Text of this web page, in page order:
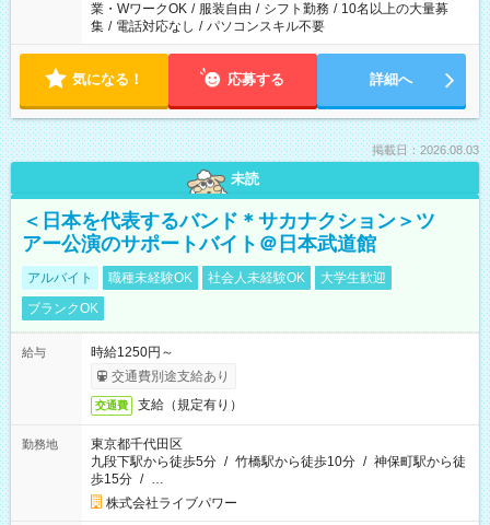
業・WワークOK / 服装自由 / シフト勤務 / 10名以上の大量募
集 / 電話対応なし / パソコンスキル不要
気になる！ 応募する 詳細へ
掲載日：2026.08.03
未読
＜日本を代表するバンド＊サカナクション＞ツ
アー公演のサポートバイト＠日本武道館
アルバイト 職種未経験OK 社会人未経験OK
大学生歓迎
ブランクOK
給与
時給1250円～
交通費別途支給あり
交通費 支給（規定有り）
勤務地
東京都千代田区
九段下駅から徒歩5分 / 竹橋駅から徒歩10分 / 神保町駅から徒
歩15分 / …
株式会社ライブパワー